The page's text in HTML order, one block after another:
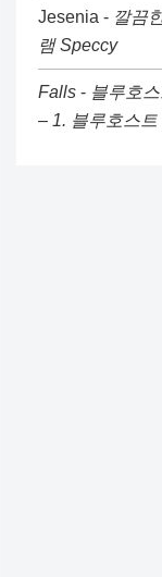
Jesenia - 깔끔
램 Speccy
Falls - 블루호
– 1. 블루호스